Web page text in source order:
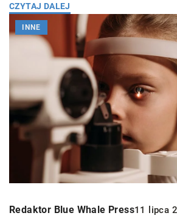
CZYTAJ DALEJ
INNE
Redaktor Blue Whale Press11 lipca